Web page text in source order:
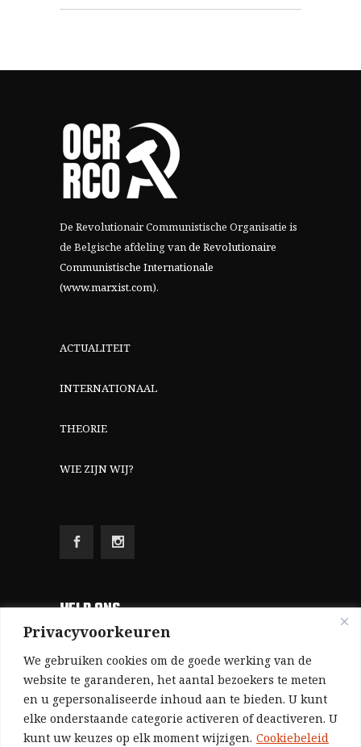
Privacyvoorkeuren
We gebruiken cookies om de goede werking van de
website te garanderen, het aantal bezoekers te meten
en u gepersonaliseerde inhoud aan te bieden. U kunt
elke onderstaande categorie activeren of deactiveren. U
kunt uw keuzes op elk moment wijzigen. Cookiebeleid
De Revolutionair Communistische Organisatie is
de Belgische afdeling vande Revolutionaire
Communistische Internationale
(www.marxist.com).
ACTUALITEIT
INTERNATIONAAL
THEORIE
WIE ZIJN WIJ?
HELP ONS
Aangezien we volledig zelf gefinancierd zijn
(zonder subsidies, zonder commerciële
advertenties en zonder rijke sponsors), zijn we
voor de publicatie van ons tijdschrift uitsluitend
afhankelijk van de financiële steun van onze